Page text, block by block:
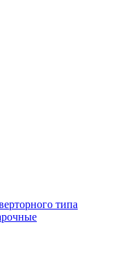
типа